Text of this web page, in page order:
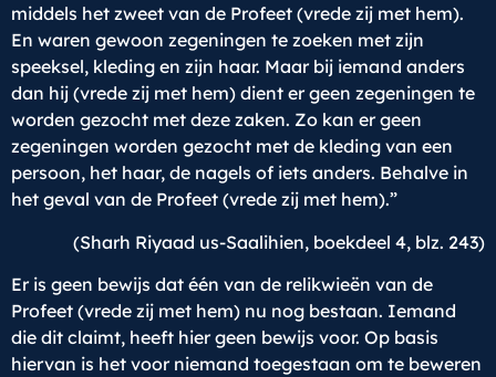
middels het zweet van de Profeet (vrede zij met hem).
En waren gewoon zegeningen te zoeken met zijn
speeksel, kleding en zijn haar. Maar bij iemand anders
dan hij (vrede zij met hem) dient er geen zegeningen te
worden gezocht met deze zaken. Zo kan er geen
zegeningen worden gezocht met de kleding van een
persoon, het haar, de nagels of iets anders. Behalve in
het geval van de Profeet (vrede zij met hem).”
(Sharh Riyaad us-Saalihien, boekdeel 4, blz. 243)
Er is geen bewijs dat één van de relikwieën van de
Profeet (vrede zij met hem) nu nog bestaan. Iemand
die dit claimt, heeft hier geen bewijs voor. Op basis
hiervan is het voor niemand toegestaan om te beweren